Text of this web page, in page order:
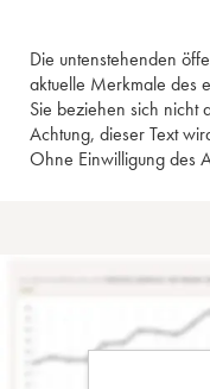
Die untenstehenden
aktuelle Merkmale des
Sie beziehen sich nicht
Achtung, dieser Text
Ohne Einwilligung des